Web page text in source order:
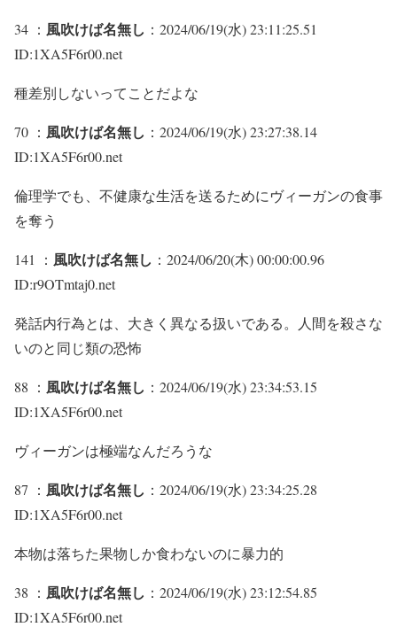
34 ： 風吹けば名無し ：2024/06/19(水) 23:11:25.51
ID:1XA5F6r00.net
種差別しないってことだよな
70 ： 風吹けば名無し ：2024/06/19(水) 23:27:38.14
ID:1XA5F6r00.net
倫理学でも、不健康な生活を送るためにヴィーガンの食事
を奪う
141 ： 風吹けば名無し ：2024/06/20(木) 00:00:00.96
ID:r9OTmtaj0.net
発話内行為とは、大きく異なる扱いである。人間を殺さな
いのと同じ類の恐怖
88 ： 風吹けば名無し ：2024/06/19(水) 23:34:53.15
ID:1XA5F6r00.net
ヴィーガンは極端なんだろうな
87 ： 風吹けば名無し ：2024/06/19(水) 23:34:25.28
ID:1XA5F6r00.net
本物は落ちた果物しか食わないのに暴力的
38 ： 風吹けば名無し ：2024/06/19(水) 23:12:54.85
ID:1XA5F6r00.net